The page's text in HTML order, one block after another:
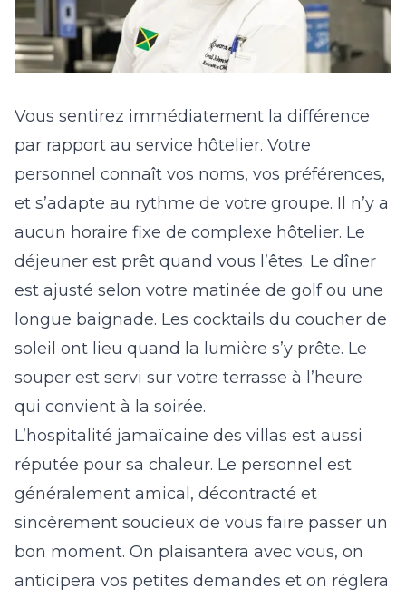
Vous sentirez immédiatement la différence
par rapport au service hôtelier. Votre
personnel connaît vos noms, vos préférences,
et s’adapte au rythme de votre groupe. Il n’y a
aucun horaire fixe de complexe hôtelier. Le
déjeuner est prêt quand vous l’êtes. Le dîner
est ajusté selon votre matinée de golf ou une
longue baignade. Les cocktails du coucher de
soleil ont lieu quand la lumière s’y prête. Le
souper est servi sur votre terrasse à l’heure
qui convient à la soirée.
L’hospitalité jamaïcaine des villas est aussi
réputée pour sa chaleur. Le personnel est
généralement amical, décontracté et
sincèrement soucieux de vous faire passer un
bon moment. On plaisantera avec vous, on
anticipera vos petites demandes et on réglera